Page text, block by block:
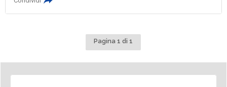
Pagina 1 di 1